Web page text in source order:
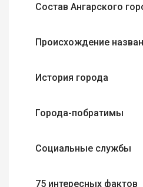
Состав Ангарского
Происхождение
История города
Города-побратимы
Социальные службы
75 интересных фактов